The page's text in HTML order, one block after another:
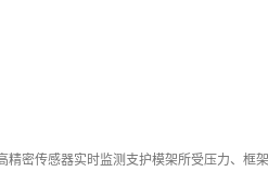
精密传感器实时监测支护模架所受压力、框